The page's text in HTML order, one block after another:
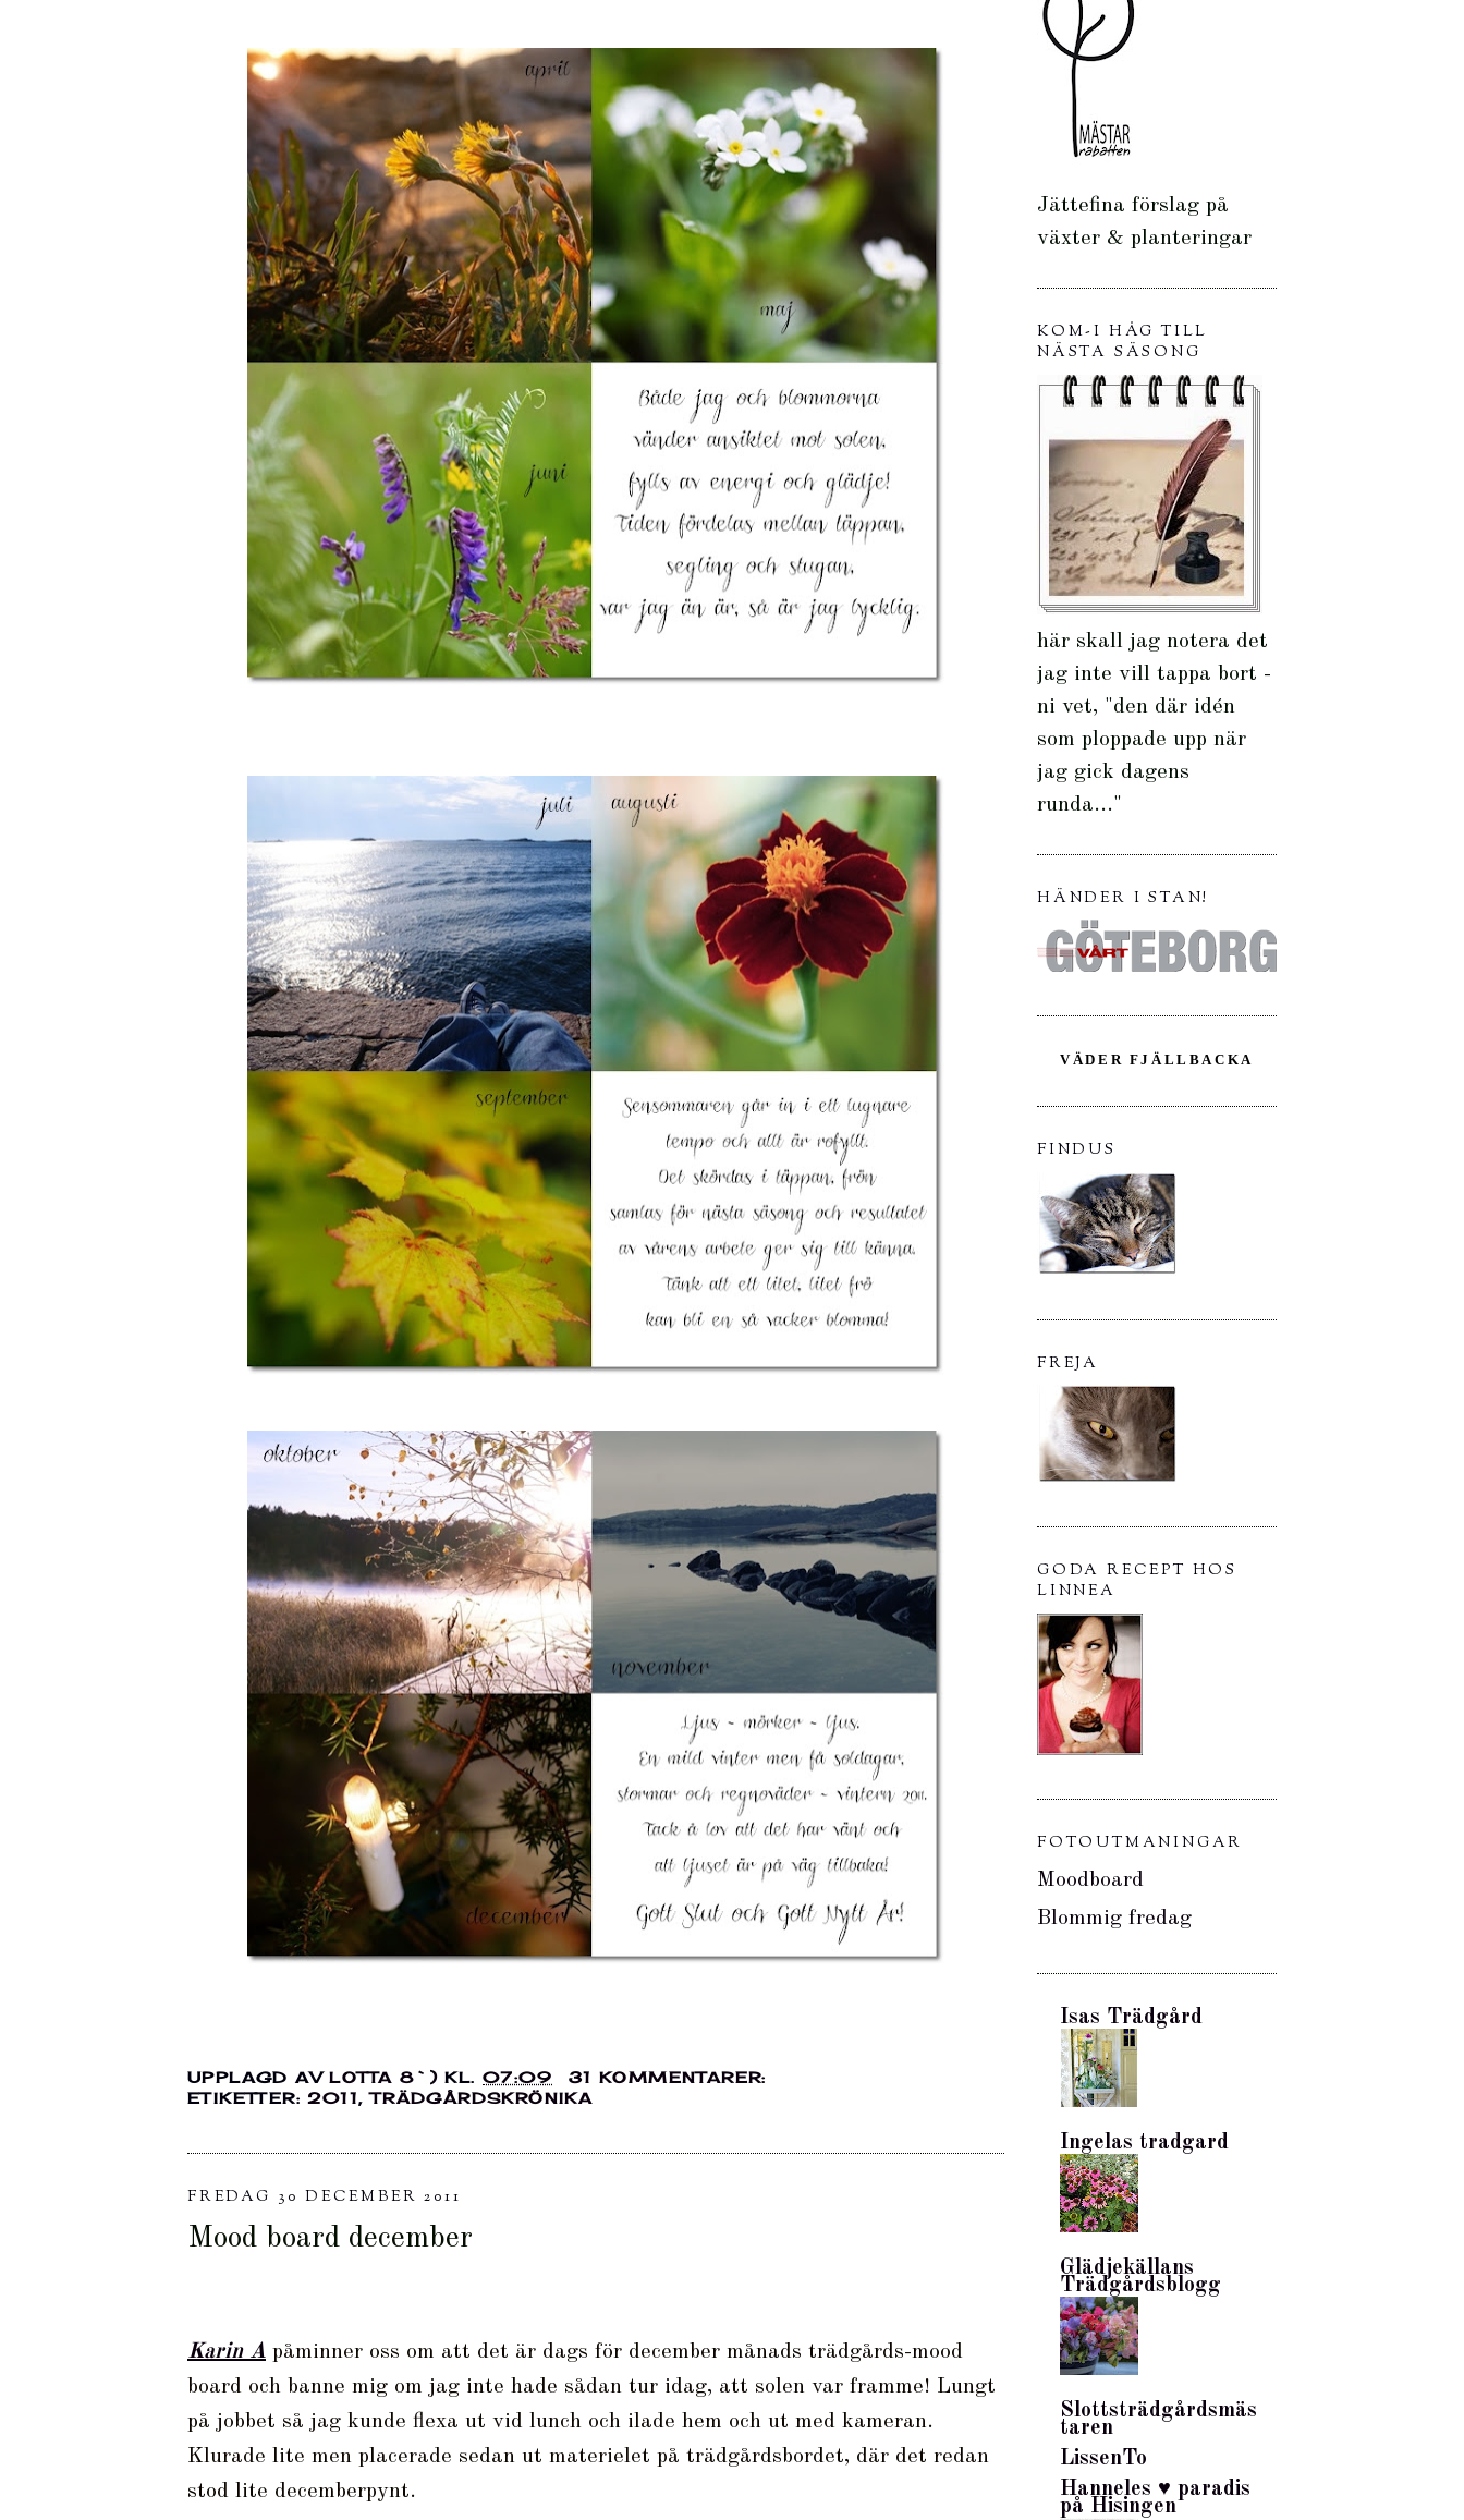
UPPLAGD AVLOTTA 8`)KL.07:09
31 KOMMENTARER:
ETIKETTER:2011,TRÄDGÅRDSKRÖNIKA
FREDAG 30 DECEMBER 2011
Mood board december
Karin A påminner oss om att det är dags för december månads trädgårds-mood
board och banne mig om jag inte hade sådan tur idag, att solen var framme! Lungt
på jobbet så jag kunde flexa ut vid lunch och ilade hem och ut med kameran.
Klurade lite men placerade sedan ut materielet på trädgårdsbordet, där det redan
stod lite decemberpynt.
Jättefina förslag på
växter & planteringar
KOM-I HÅG TILL
NÄSTA SÄSONG
här skall jag notera det
jag inte vill tappa bort -
ni vet, "den där idén
som ploppade upp när
jag gick dagens
runda..."
HÄNDER I STAN!
VÄDER FJÄLLBACKA
FINDUS
FREJA
GODA RECEPT HOS
LINNEA
FOTOUTMANINGAR
Moodboard
Blommig fredag
Isas Trädgård
Ingelas tradgard
Glädjekällans
Trädgårdsblogg
Slottsträdgårdsmäs
taren
LissenTo
Hanneles ♥ paradis
på Hisingen